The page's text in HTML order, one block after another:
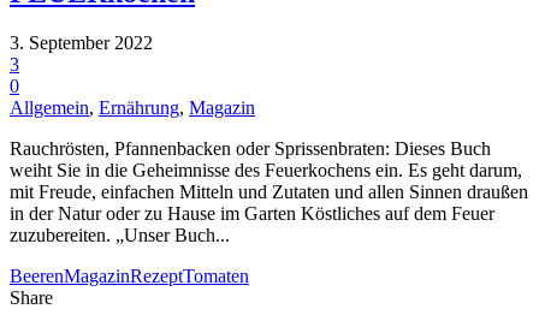
3. September 2022
3
0
Allgemein, Ernährung, Magazin
Rauchrösten, Pfannenbacken oder Sprissenbraten: Dieses Buch
weiht Sie in die Geheimnisse des Feuerkochens ein. Es geht darum,
mit Freude, einfachen Mitteln und Zutaten und allen Sinnen draußen
in der Natur oder zu Hause im Garten Köstliches auf dem Feuer
zuzubereiten. „Unser Buch...
BeerenMagazinRezeptTomaten
Share